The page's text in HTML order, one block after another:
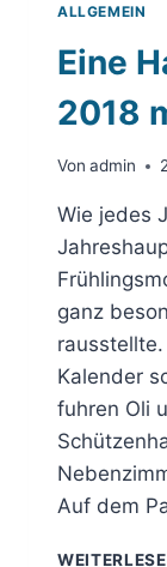
ALLGEMEIN
Eine
2018
Von admin
Wie jedes
ganz
Kalender
fuhren Oli
Auf dem